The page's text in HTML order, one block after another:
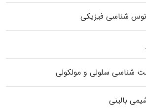
شناسی فیزیکی
شناسی سلولی و مولکولی
بالینی